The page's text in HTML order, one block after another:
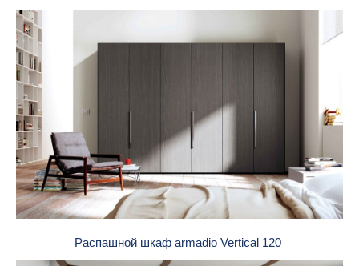
Распашной шкаф armadio Vertical 120